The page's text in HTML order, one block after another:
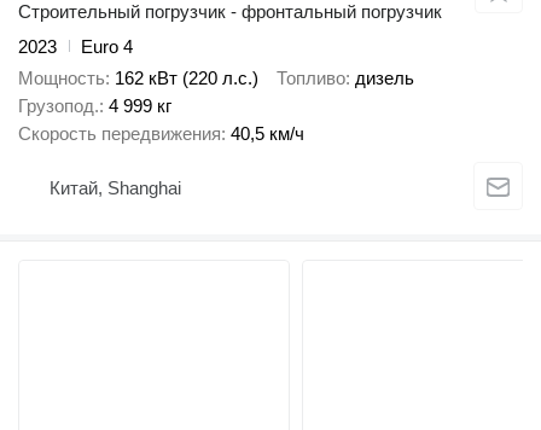
Строительный погрузчик - фронтальный погрузчик
2023
Euro 4
Мощность 162 кВт (220 л.с.) Топливо дизель
Грузопод. 4 999 кг
Скорость передвижения 40,5 км/ч
Китай, Shanghai